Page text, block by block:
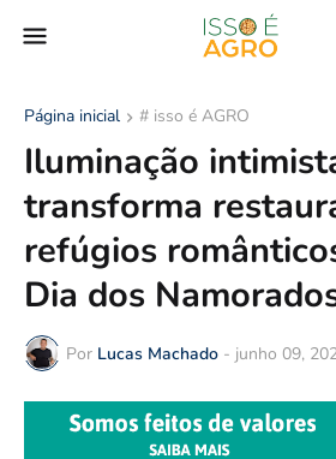
Página inicial # isso é AGRO
Iluminação
transforma
refúgios
Dia dos
Por Lucas Machado - junho 09,